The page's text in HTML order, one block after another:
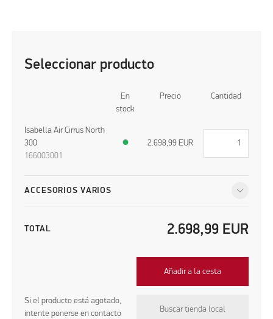
Seleccionar producto
En
stock
Precio Cantidad
Isabella Air Cirrus North
300
166003001
● 2.698,99 EUR
ACCESORIOS VARIOS
TOTAL 2.698,99 EUR
Añadir a la cesta
Si el producto está agotado,
intente ponerse en contacto
Buscar tienda local